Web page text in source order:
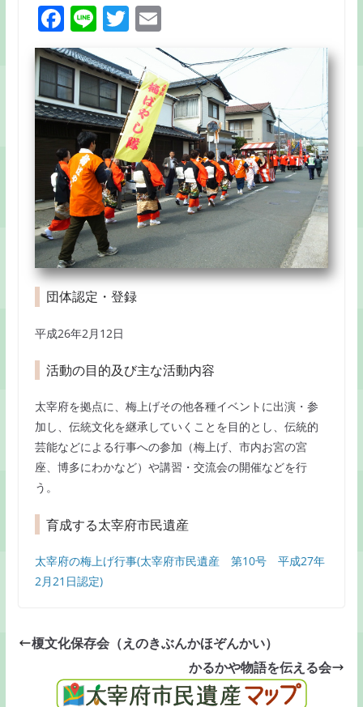
F
a
c
e
b
o
o
k
Li
e
T
itt
er
E
m
ai
l
団体認定・登録
平成26年2月12日
活動の目的及び主な活動内容
太宰府を拠点に、梅上げその他各種イベントに出演・参
加し、伝統文化を継承していくことを目的とし、伝統的
芸能などによる行事への参加（梅上げ、市内お宮の宮
座、博多にわかなど）や講習・交流会の開催などを行
う。
育成する太宰府市民遺産
太宰府の梅上げ行事(太宰府市民遺産 第10号 平成27年
2月21日認定)
榎文化保存会（えのきぶんかほぞんかい）
かるかや物語を伝える会